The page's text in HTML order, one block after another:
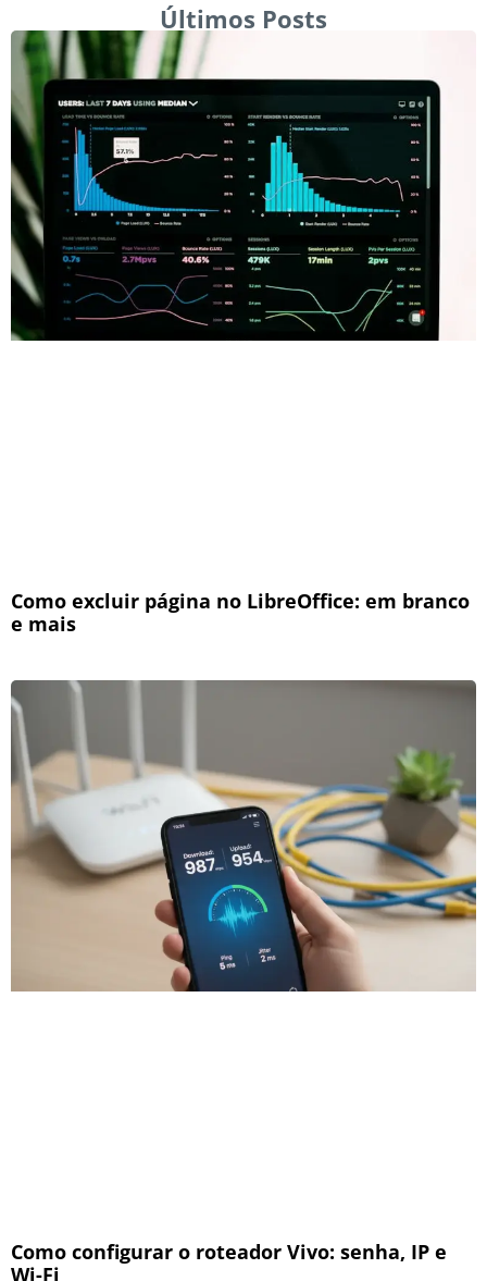
Últimos Posts
Como excluir página no LibreOffice: em branco
e mais
Como configurar o roteador Vivo: senha, IP e
Wi-Fi